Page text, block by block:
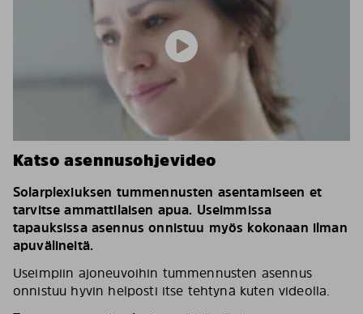
Katso asennusohjevideo
Solarplexiuksen tummennusten asentamiseen et
tarvitse ammattilaisen apua. Useimmissa
tapauksissa asennus onnistuu myös kokonaan ilman
apuvälineitä.
Useimpiin ajoneuvoihin tummennusten asennus
onnistuu hyvin helposti itse tehtynä kuten videolla.